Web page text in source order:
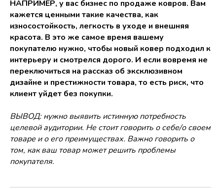
НАПРИМЕР, у вас бизнес по продаже ковров. Вам
кажется ценными такие качества, как
износостойкость, легкость в уходе и внешняя
красота. В это же самое время вашему
покупателю нужно, чтобы новый ковер подходил к
интерьеру и смотрелся дорого. И если вовремя не
переключиться на рассказ об эксклюзивном
дизайне и престижности товара, то есть риск, что
клиент уйдет без покупки.
ВЫВОД: нужно выявить истинную потребность
целевой аудитории. Не стоит говорить о себе/о своем
товаре и о его преимуществах. Важно говорить о
том, как ваш товар может решить проблемы
покупателя.